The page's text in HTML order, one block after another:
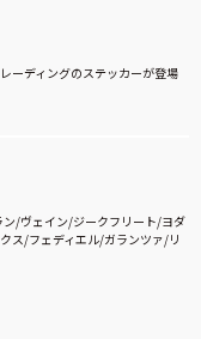
レーディングのステッカーが登場
/ヴェイン/ジークフリート/ヨダ
ス/フェディエル/ガランツァ/リ